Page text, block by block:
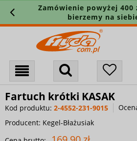
Zamówienie powyżej 400
bierzemy na
Fartuch krótki KASAK
Kod produktu: 2-4552-231-9015
Producent: Kegel-Błażusiak